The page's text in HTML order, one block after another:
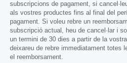
subscripcions de pagament, si
als vostres productes fins al final del
pagament. Si voleu rebre un
subscripció actual, heu de cancel·lar i
un termini de 30 dies a partir de la
deixareu de rebre immediatament totes
el reemborsament.